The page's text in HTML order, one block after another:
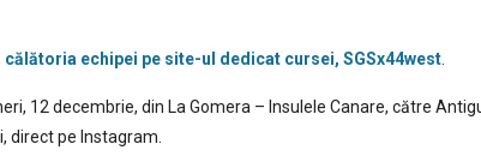
echipei pe site-ul dedicat cursei, SGSx44west.
12 decembrie, din La Gomera – Insulele Canare, către
direct pe Instagram.